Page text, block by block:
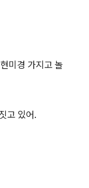
미경 가지고 놀
고 있어.